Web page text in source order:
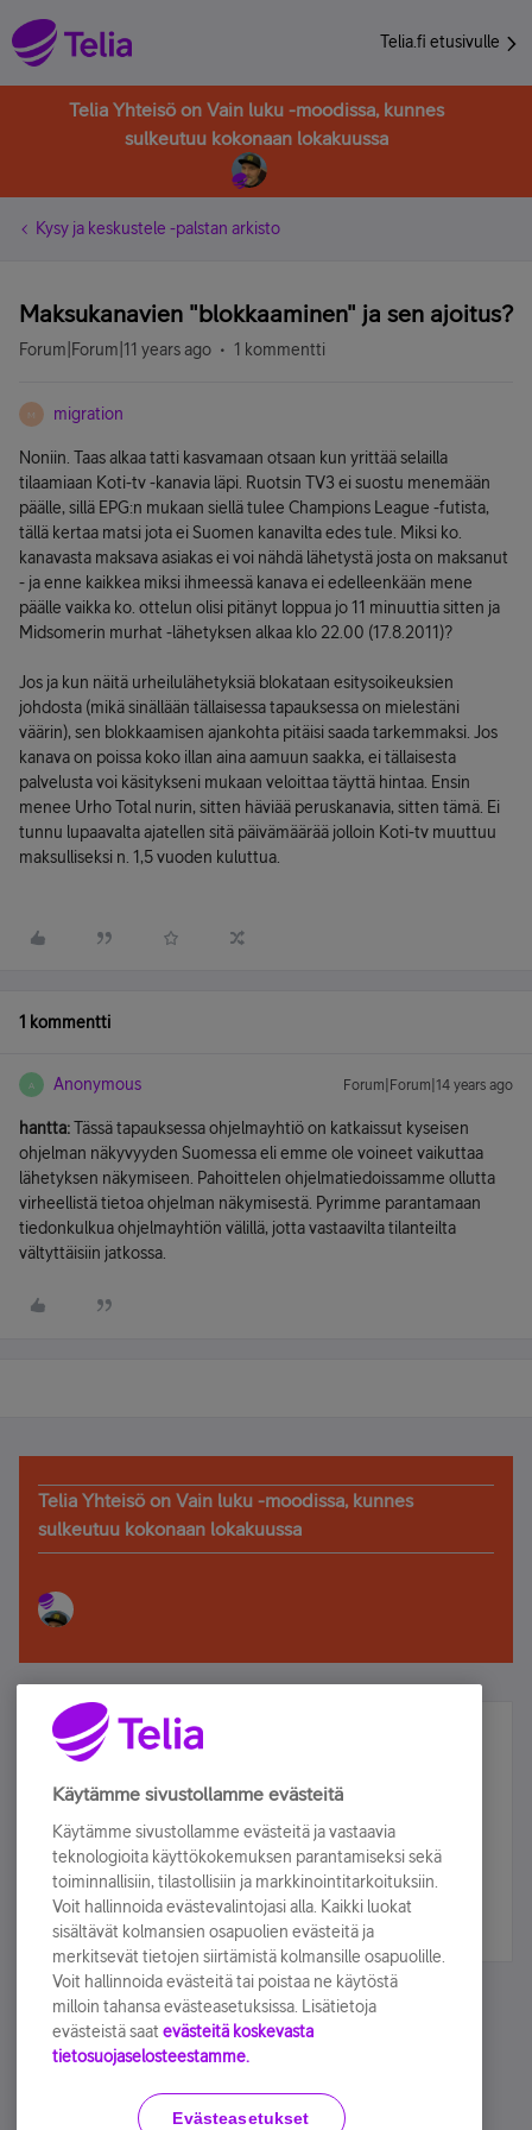
Telia.fi etusivulle
Telia Yhteisö on Vain luku -moodissa, kunnes
sulkeutuu kokonaan lokakuussa
Kysy ja keskustele -palstan arkisto
Maksukanavien "blokkaaminen" ja sen ajoitus?
Forum|Forum|11 years ago 1 kommentti
M migration
Noniin. Taas alkaa tatti kasvamaan otsaan kun yrittää selailla
tilaamiaan Koti-tv -kanavia läpi. Ruotsin TV3 ei suostu menemään
päälle, sillä EPG:n mukaan siellä tulee Champions League -futista,
tällä kertaa matsi jota ei Suomen kanavilta edes tule. Miksi ko.
kanavasta maksava asiakas ei voi nähdä lähetystä josta on maksanut
- ja enne kaikkea miksi ihmeessä kanava ei edelleenkään mene
päälle vaikka ko. ottelun olisi pitänyt loppua jo 11 minuuttia sitten ja
Midsomerin murhat -lähetyksen alkaa klo 22.00 (17.8.2011)?
Jos ja kun näitä urheilulähetyksiä blokataan esitysoikeuksien
johdosta (mikä sinällään tällaisessa tapauksessa on mielestäni
väärin), sen blokkaamisen ajankohta pitäisi saada tarkemmaksi. Jos
kanava on poissa koko illan aina aamuun saakka, ei tällaisesta
palvelusta voi käsitykseni mukaan veloittaa täyttä hintaa. Ensin
menee Urho Total nurin, sitten häviää peruskanavia, sitten tämä. Ei
tunnu lupaavalta ajatellen sitä päivämäärää jolloin Koti-tv muuttuu
maksulliseksi n. 1,5 vuoden kuluttua.
1 kommentti
A Anonymous Forum|Forum|14 years ago
hantta:Tässä tapauksessa ohjelmayhtiö on katkaissut kyseisen
ohjelman näkyvyyden Suomessa eli emme ole voineet vaikuttaa
lähetyksen näkymiseen. Pahoittelen ohjelmatiedoissamme ollutta
virheellistä tietoa ohjelman näkymisestä. Pyrimme parantamaan
tiedonkulkua ohjelmayhtiön välillä, jotta vastaavilta tilanteilta
vältyttäisiin jatkossa.
Telia Yhteisö on Vain luku -moodissa, kunnes
sulkeutuu kokonaan lokakuussa
Älä jää paitsi – osallistu ja voita!
Tilaa Telian uutiskirje ja olet mukana arvonnassa.
sähköpostiisi.
Tilaa nyt
Käyttöehdot Accessibility statement
Käytämme sivustollamme evästeitä
Käytämme sivustollamme evästeitä ja vastaavia
teknologioita käyttökokemuksen parantamiseksi sekä
toiminnallisiin, tilastollisiin ja markkinointitarkoituksiin.
Voit hallinnoida evästevalintojasi alla. Kaikki luokat
sisältävät kolmansien osapuolien evästeitä ja
merkitsevät tietojen siirtämistä kolmansille osapuolille.
Voit hallinnoida evästeitä tai poistaa ne käytöstä
milloin tahansa evästeasetuksissa. Lisätietoja
evästeistä saat evästeitä koskevasta
tietosuojaselosteestamme.
Evästeasetukset